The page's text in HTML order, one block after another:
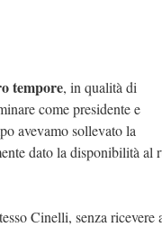
tempore, in qualità di
come presidente e
avevamo sollevato la
dato la disponibilità al
Cinelli, senza ricevere